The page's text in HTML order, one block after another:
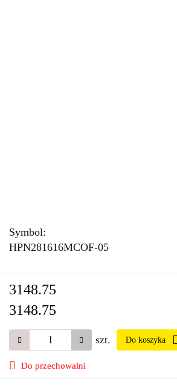
Symbol:
HPN281616MCOF-05
3148.75
3148.75
szt. Do koszyka
Do przechowalni